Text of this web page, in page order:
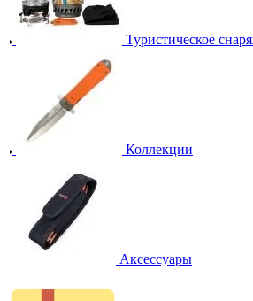
Туристическое
Коллекции
Аксессуары